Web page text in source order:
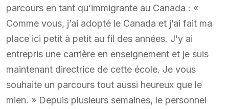
parcours en tant qu’immigrante au Canada : «
Comme vous, j’ai adopté le Canada et j’ai fait ma
place ici petit à petit au fil des années. J’y ai
entrepris une carrière en enseignement et je suis
maintenant directrice de cette école. Je vous
souhaite un parcours tout aussi heureux que le
mien. » Depuis plusieurs semaines, le personnel